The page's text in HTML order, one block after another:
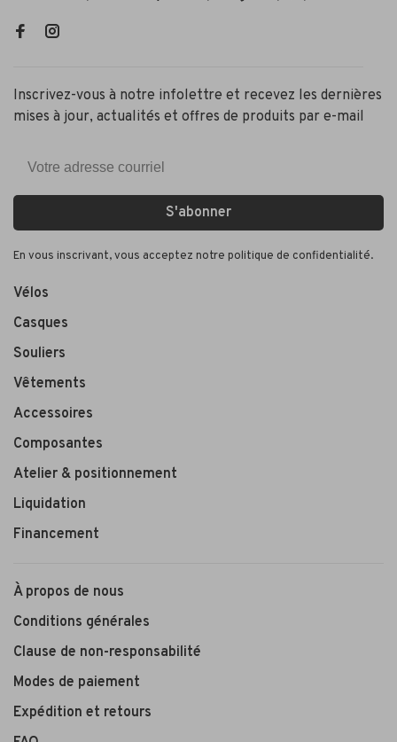
Inscrivez-vous à notre infolettre et recevez les dernières
mises à jour, actualités et offres de produits par e-mail
S'abonner
En vous inscrivant, vous acceptez notre politique de confidentialité.
Vélos
Casques
Souliers
Vêtements
Accessoires
Composantes
Atelier & positionnement
Liquidation
Financement
À propos de nous
Conditions générales
Clause de non-responsabilité
Modes de paiement
Expédition et retours